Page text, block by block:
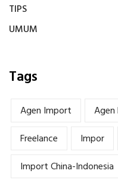
TIPS
UMUM
Tags
Agen Import Agen
Freelance
Impor
Import China-Indonesia